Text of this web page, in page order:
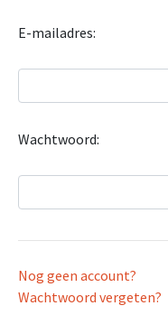
E-mailadres:
Wachtwoord:
Nog geen account?
Wachtwoord vergeten?